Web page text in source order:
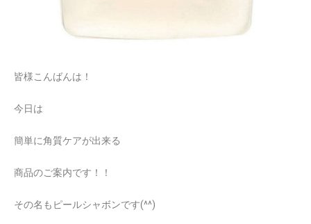
皆様こんばんは！
今日は
簡単に角質ケアが出来る
商品のご案内です！！
その名もピールシャボンです(^^)